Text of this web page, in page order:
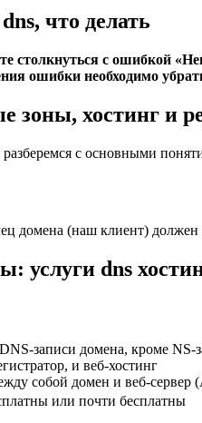
что делать
столкнуться с ошибкой
ошибки необходимо
зоны, хостинг и
с основными
домена (наш клиент)
услуги dns
записи домена, кроме NS-
и веб-хостинг
собой домен и веб-
или почти бесплатны